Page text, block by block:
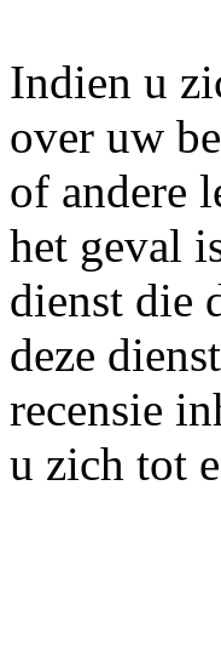
Indien u
over uw
of andere
het geval
dienst die
deze
recensie
u zich tot